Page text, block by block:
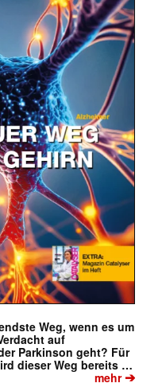
Weg, wenn es um
auf
Parkinson geht? Für
dieser Weg bereits …
mehr➔